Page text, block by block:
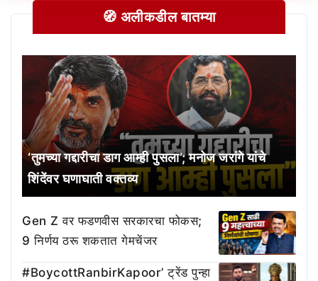
🧭 अलीकडील बातम्या
‘तुमच्या गद्दारीचा डाग आम्ही पुसला’; मनोज जरांगे यांचे
शिंदेंवर घणाघाती वक्तव्य
Gen Z वर फडणवीस सरकारचा फोकस;
9 निर्णय ठरू शकतात गेमचेंजर
#BoycottRanbirKapoor’ ट्रेंड पुन्हा